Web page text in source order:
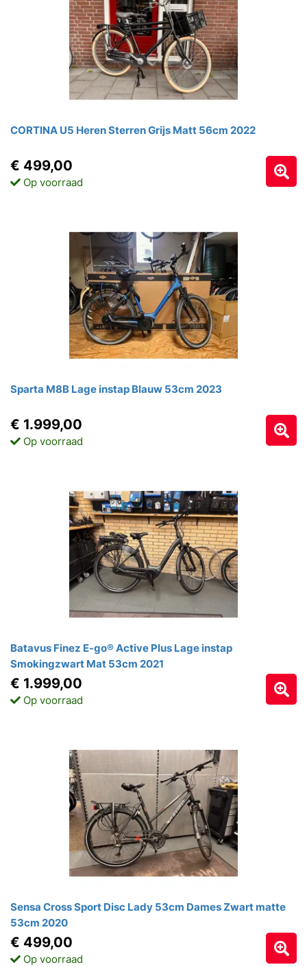
CORTINA U5 Heren Sterren Grijs Matt 56cm 2022
€ 499,00
Op voorraad
Sparta M8B Lage instap Blauw 53cm 2023
€ 1.999,00
Op voorraad
Batavus Finez E-go® Active Plus Lage instap
Smokingzwart Mat 53cm 2021
€ 1.999,00
Op voorraad
Sensa Cross Sport Disc Lady 53cm Dames Zwart matte
53cm 2020
€ 499,00
Op voorraad